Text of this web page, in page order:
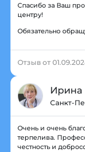
Спасибо за Ваш
центру!
Обязательно
Отзыв от
Ирина
Санкт-
Очень и очень
терпелива.
честность и